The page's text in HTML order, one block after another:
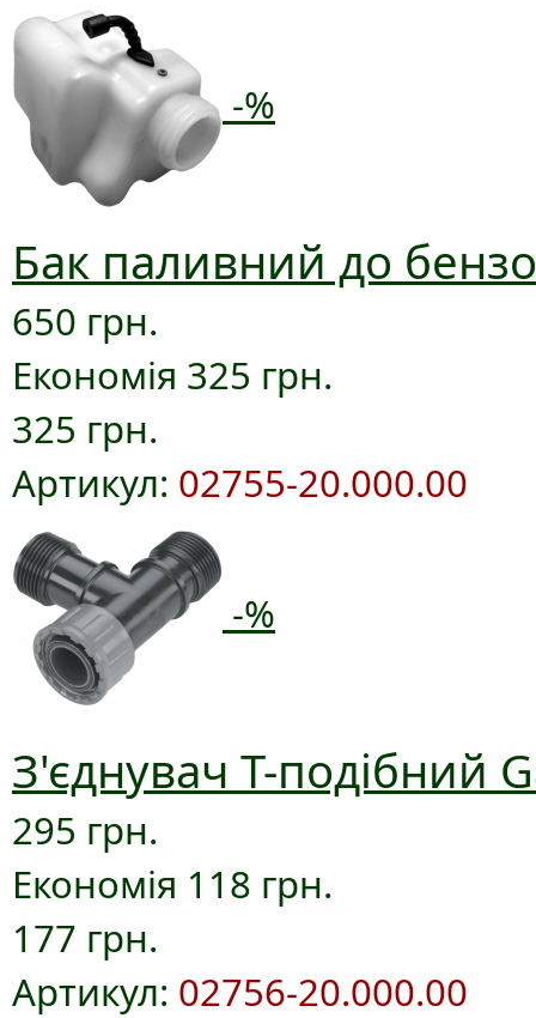
-%
Бак паливний до
650 грн.
Економія 325 грн.
325 грн.
Артикул: 02755-20.000.00
-%
З'єднувач T-подібний
295 грн.
Економія 118 грн.
177 грн.
Артикул: 02756-20.000.00